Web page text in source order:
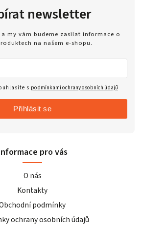
newsletter
my vám budeme zasílat informace o
na našem e-shopu.
s podmínkami ochrany osobních údajů
Přihlásit se
pro vás
O nás
Kontakty
podmínky
ochrany osobních údajů